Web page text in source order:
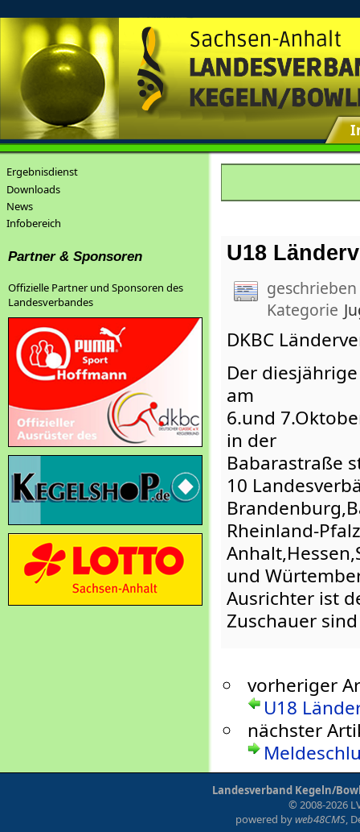
U18
Kategorie
DKBC
Der
am
6.und
in der
Babarastraße
10
Rheinland-
und
Ausrichter ist
Zuschauer
vorheriger
U18
nächster
Ergebnisdienst
Downloads
News
Infobereich
Partner & Sponsoren
Offizielle Partner und Sponsoren des
Landesverbandes
Landesverband Kegeln/
© 2008-2026
powered byweb48CMS ,